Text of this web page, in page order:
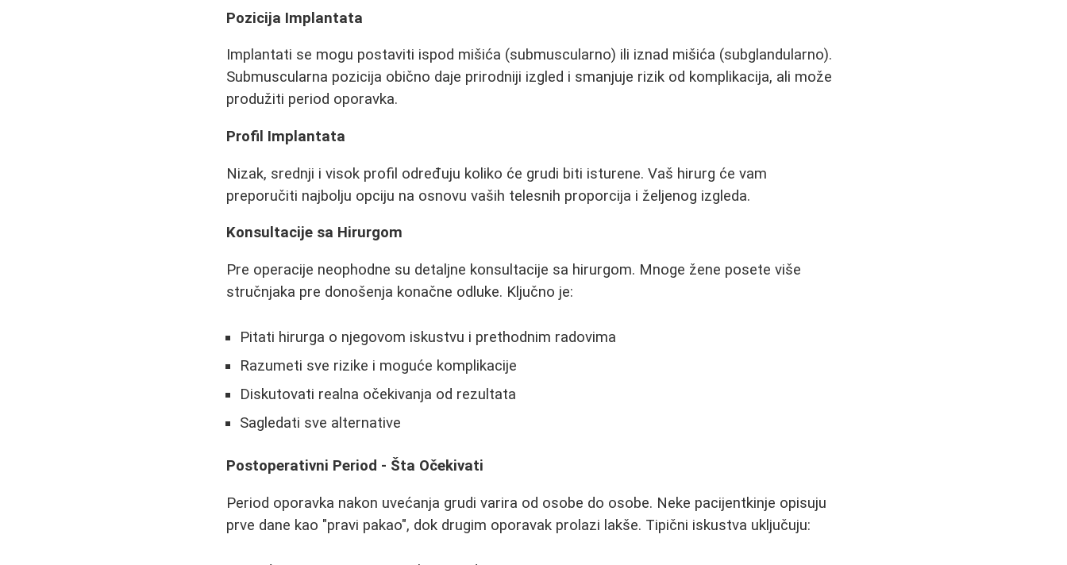
Pozicija Implantata
Implantati se mogu postaviti ispod mišića (submuscularno) ili iznad mišića (subglandularno).
Submuscularna pozicija obično daje prirodniji izgled i smanjuje rizik od komplikacija, ali može
produžiti period oporavka.
Profil Implantata
Nizak, srednji i visok profil određuju koliko će grudi biti isturene. Vaš hirurg će vam
preporučiti najbolju opciju na osnovu vaših telesnih proporcija i željenog izgleda.
Konsultacije sa Hirurgom
Pre operacije neophodne su detaljne konsultacije sa hirurgom. Mnoge žene posete više
stručnjaka pre donošenja konačne odluke. Ključno je:
Pitati hirurga o njegovom iskustvu i prethodnim radovima
Razumeti sve rizike i moguće komplikacije
Diskutovati realna očekivanja od rezultata
Sagledati sve alternative
Postoperativni Period - Šta Očekivati
Period oporavka nakon uvećanja grudi varira od osobe do osobe. Neke pacijentkinje opisuju
prve dane kao "pravi pakao", dok drugim oporavak prolazi lakše. Tipični iskustva uključuju: